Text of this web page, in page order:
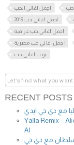
اجمل اغاني الحب
حب
اجمل اغاني حب 2019
اجمل اغاني حب عراقية
اجمل اغاني حب مصرية
توب اغاني حب
RECENT POSTS
مع دي جي ايدي
Yalla Remix –
AI
سلطان مع دي جي